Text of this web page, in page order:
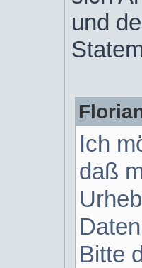
und
Ich
daß
Bitte